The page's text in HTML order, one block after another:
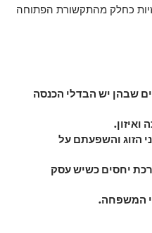
כחלק מהתקשורת הפתוחה
שבהן יש הבדלי הכנסה
הזוג והשפעתם על
יחסים כשיש עסק
המשפחה.